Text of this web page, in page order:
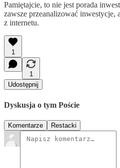
Pamiętajcie, to nie jest porada
zawsze przeanalizować inwestycje,
z internetu.
1
1
Udostępnij
Dyskusja o tym Poście
Komentarze Restacki